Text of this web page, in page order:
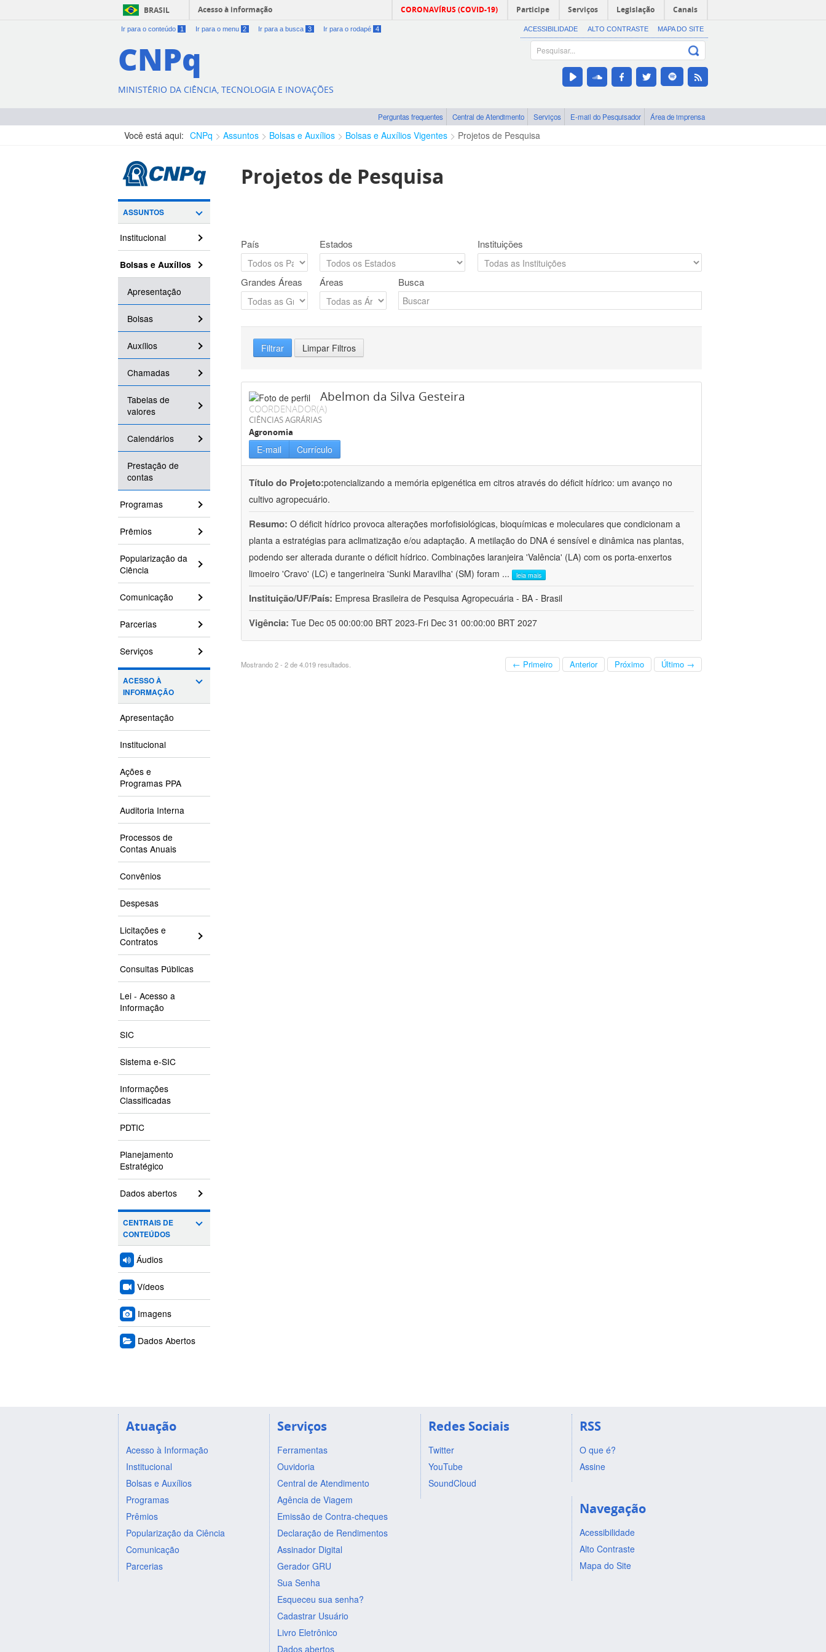
BRASIL Acesso à informação CORONAVÍRUS (COVID-19) Participe Serviços Legislação Canais
Ir para o conteúdo 1 Ir para o menu 2 Ir para a busca 3 Ir para o rodapé 4 ACESSIBILIDADE ALTO CONTRASTE MAPA DO SITE
CNPq
MINISTÉRIO DA CIÊNCIA, TECNOLOGIA E INOVAÇÕES
Perguntas frequentes Central de Atendimento Serviços E-mail do Pesquisador Área de imprensa
Você está aqui: CNPq Assuntos Bolsas e Auxílios Bolsas e Auxílios Vigentes Projetos de Pesquisa
ASSUNTOS
Institucional
Bolsas e Auxílios
Apresentação
Bolsas
Auxílios
Chamadas
Tabelas de
valores
Calendários
Prestação de
contas
Programas
Prêmios
Popularização da
Ciência
Comunicação
Parcerias
Serviços
ACESSO À
INFORMAÇÃO
Apresentação
Institucional
Ações e
Programas PPA
Auditoria Interna
Processos de
Contas Anuais
Convênios
Despesas
Licitações e
Contratos
Consultas Públicas
Lei - Acesso a
Informação
SIC
Sistema e-SIC
Informações
Classificadas
PDTIC
Planejamento
Estratégico
Dados abertos
CENTRAIS DE
CONTEÚDOS
Áudios
Vídeos
Imagens
Dados Abertos
Projetos de Pesquisa
País Estados Instituições
Grandes Áreas Áreas Busca
Filtrar Limpar Filtros
Abelmon da Silva Gesteira
COORDENADOR(A)
CIÊNCIAS AGRÁRIAS
Agronomia
E-mail Currículo
Título do Projeto:potencializando a memória epigenética em citros através do déficit hídrico: um avanço no
cultivo agropecuário.
Resumo: O déficit hídrico provoca alterações morfofisiológicas, bioquímicas e moleculares que condicionam a
planta a estratégias para aclimatização e/ou adaptação. A metilação do DNA é sensível e dinâmica nas plantas,
podendo ser alterada durante o déficit hídrico. Combinações laranjeira 'Valência' (LA) com os porta-enxertos
limoeiro 'Cravo' (LC) e tangerineira 'Sunki Maravilha' (SM) foram ... leia mais
Instituição/UF/País: Empresa Brasileira de Pesquisa Agropecuária - BA - Brasil
Vigência: Tue Dec 05 00:00:00 BRT 2023-Fri Dec 31 00:00:00 BRT 2027
Mostrando 2 - 2 de 4.019 resultados. ← Primeiro Anterior Próximo Último →
Atuação
Acesso à Informação
Institucional
Bolsas e Auxílios
Programas
Prêmios
Popularização da Ciência
Comunicação
Parcerias
Serviços
Ferramentas
Ouvidoria
Central de Atendimento
Agência de Viagem
Emissão de Contra-cheques
Declaração de Rendimentos
Assinador Digital
Gerador GRU
Sua Senha
Esqueceu sua senha?
Cadastrar Usuário
Livro Eletrônico
Dados abertos
Redes Sociais
Twitter
YouTube
SoundCloud
RSS
O que é?
Assine
Navegação
Acessibilidade
Alto Contraste
Mapa do Site